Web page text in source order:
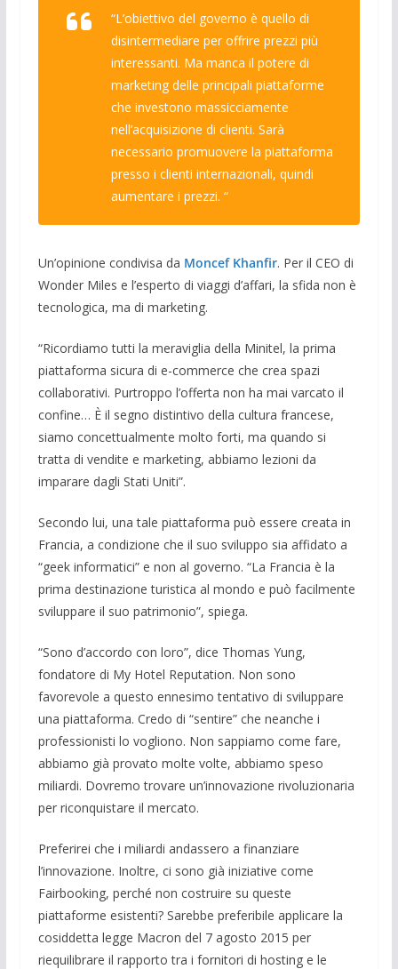
“L’obiettivo del governo è quello di
disintermediare per offrire prezzi più
interessanti. Ma manca il potere di
marketing delle principali piattaforme
che investono massicciamente
nell’acquisizione di clienti. Sarà
necessario promuovere la piattaforma
presso i clienti internazionali, quindi
aumentare i prezzi. “
Un’opinione condivisa da Moncef Khanfir. Per il CEO di
Wonder Miles e l’esperto di viaggi d’affari, la sfida non è
tecnologica, ma di marketing.
“Ricordiamo tutti la meraviglia della Minitel, la prima
piattaforma sicura di e-commerce che crea spazi
collaborativi. Purtroppo l’offerta non ha mai varcato il
confine… È il segno distintivo della cultura francese,
siamo concettualmente molto forti, ma quando si
tratta di vendite e marketing, abbiamo lezioni da
imparare dagli Stati Uniti”.
Secondo lui, una tale piattaforma può essere creata in
Francia, a condizione che il suo sviluppo sia affidato a
“geek informatici” e non al governo. “La Francia è la
prima destinazione turistica al mondo e può facilmente
sviluppare il suo patrimonio”, spiega.
“Sono d’accordo con loro”, dice Thomas Yung,
fondatore di My Hotel Reputation. Non sono
favorevole a questo ennesimo tentativo di sviluppare
una piattaforma. Credo di “sentire” che neanche i
professionisti lo vogliono. Non sappiamo come fare,
abbiamo già provato molte volte, abbiamo speso
miliardi. Dovremo trovare un’innovazione rivoluzionaria
per riconquistare il mercato.
Preferirei che i miliardi andassero a finanziare
l’innovazione. Inoltre, ci sono già iniziative come
Fairbooking, perché non costruire su queste
piattaforme esistenti? Sarebbe preferibile applicare la
cosiddetta legge Macron del 7 agosto 2015 per
riequilibrare il rapporto tra i fornitori di hosting e le